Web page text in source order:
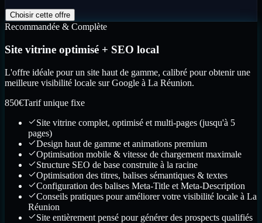
Choisir cette offre
Recommandée & Complète
Site vitrine optimisé + SEO local
L'offre idéale pour un site haut de gamme, calibré pour obtenir une
meilleure visibilité locale sur Google à La Réunion.
850€Tarif unique fixe
Site vitrine complet, optimisé et multi-pages (jusqu'à 5
pages)
Design haut de gamme et animations premium
Optimisation mobile & vitesse de chargement maximale
Structure SEO de base construite à la racine
Optimisation des titres, balises sémantiques & textes
Configuration des balises Meta-Title et Meta-Description
Conseils pratiques pour améliorer votre visibilité locale à La
Réunion
Site entièrement pensé pour générer des prospects qualifiés